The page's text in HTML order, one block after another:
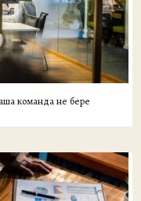
команда не бере